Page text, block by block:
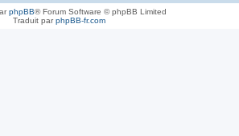
phpBB® Forum Software © phpBB Limited
Traduit parphpBB-fr.com